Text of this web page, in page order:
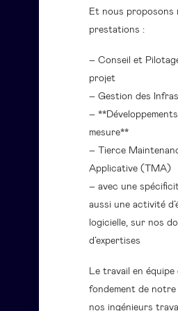
Et nous proposons
prestations :
– Conseil et
projet
– Gestion des
–
mesure**
– Tierce
Applicative (TMA)
– avec une
aussi une activité
logicielle, sur nos
d’expertises
Le travail en équipe
fondement de
nos ingénieurs